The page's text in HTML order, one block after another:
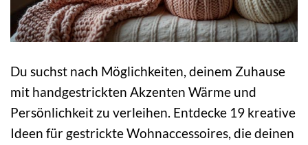
Du suchst nach Möglichkeiten, deinem Zuhause
mit handgestrickten Akzenten Wärme und
Persönlichkeit zu verleihen. Entdecke 19 kreative
Ideen für gestrickte Wohnaccessoires, die deinen